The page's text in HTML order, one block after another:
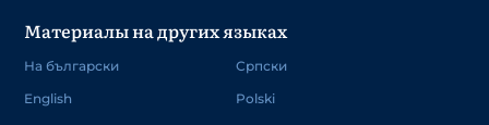
Материалы на других языках
На български
English
Српски
Polski